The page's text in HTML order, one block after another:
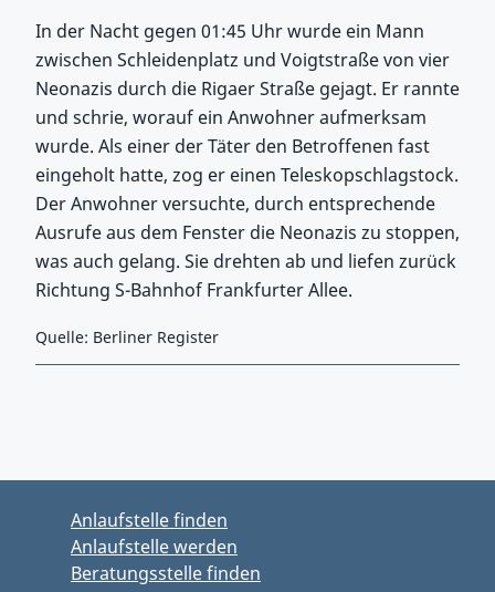
In der Nacht gegen 01:45 Uhr wurde ein Mann
zwischen Schleidenplatz und Voigtstraße von vier
Neonazis durch die Rigaer Straße gejagt. Er rannte
und schrie, worauf ein Anwohner aufmerksam
wurde. Als einer der Täter den Betroffenen fast
eingeholt hatte, zog er einen Teleskopschlagstock.
Der Anwohner versuchte, durch entsprechende
Ausrufe aus dem Fenster die Neonazis zu stoppen,
was auch gelang. Sie drehten ab und liefen zurück
Richtung S-Bahnhof Frankfurter Allee.
Quelle: Berliner Register
Anlaufstelle finden
Anlaufstelle werden
Beratungsstelle finden